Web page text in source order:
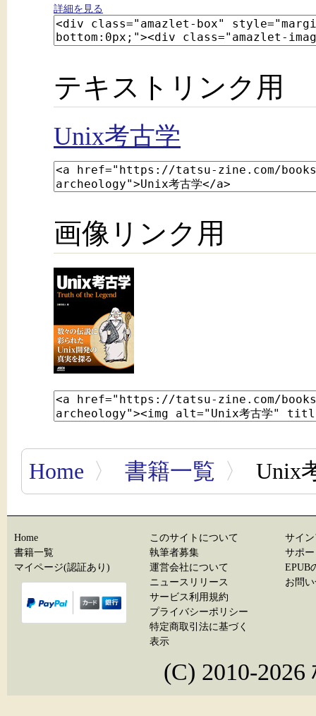
詳細を見る
テキストリンク用
Unix考古学
画像リンク用
Home 〉 書籍一覧 〉 Unix
Home
書籍一覧
マイページ(認証あり)
このサイトについて
執筆者募集
運営会社について
ニュースリリース
サービス利用規約
プライバシーポリシー
特定商取引法に基づく
表示
サイ
サポ
EPUB
お問
(C) 2010-